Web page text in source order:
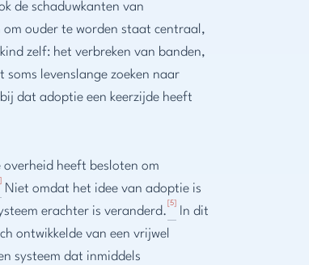
de schaduwkanten van
om ouder te worden staat centraal,
zelf: het verbreken van banden,
soms levenslange zoeken naar
dat adoptie een keerzijde heeft
heeft besloten om
Niet omdat het idee van adoptie is
erachter is veranderd.
[5]
In dit
ontwikkelde van een vrijwel
systeem dat inmiddels